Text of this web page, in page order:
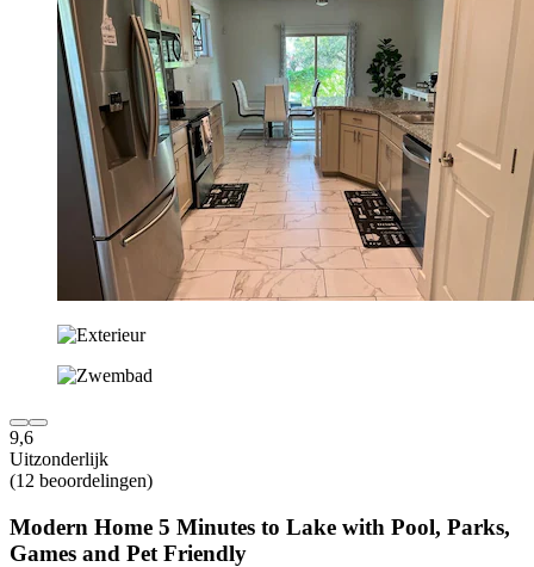
9,6
Uitzonderlijk
(12 beoordelingen)
Modern Home 5 Minutes to Lake with Pool, Parks,
Games and Pet Friendly